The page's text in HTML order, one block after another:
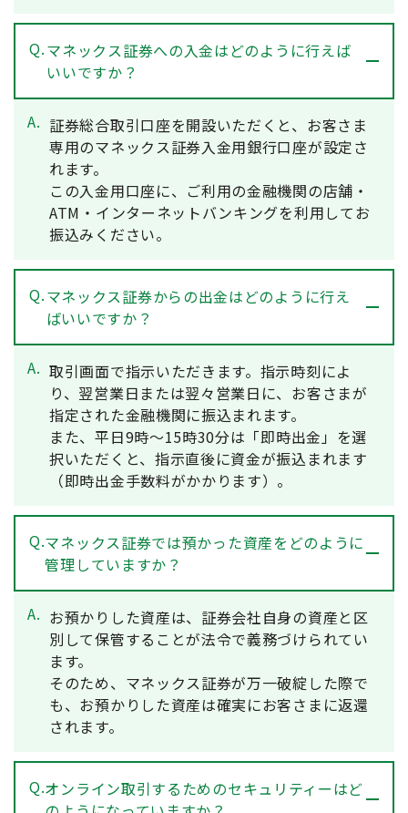
Q.マネックス証券への入金はどのように行えば
いいですか？
A. 証券総合取引口座を開設いただくと、お客さま
専用のマネックス証券入金用銀行口座が設定さ
れます。
この入金用口座に、ご利用の金融機関の店舗・
ATM・インターネットバンキングを利用してお
振込みください。
Q.マネックス証券からの出金はどのように行え
ばいいですか？
A. 取引画面で指示いただきます。指示時刻によ
り、翌営業日または翌々営業日に、お客さまが
指定された金融機関に振込まれます。
また、平日9時～15時30分は「即時出金」を選
択いただくと、指示直後に資金が振込まれます
（即時出金手数料がかかります）。
Q.マネックス証券では預かった資産をどのように
管理していますか？
A. お預かりした資産は、証券会社自身の資産と区
別して保管することが法令で義務づけられてい
ます。
そのため、マネックス証券が万一破綻した際で
も、お預かりした資産は確実にお客さまに返還
されます。
Q.オンライン取引するためのセキュリティーはど